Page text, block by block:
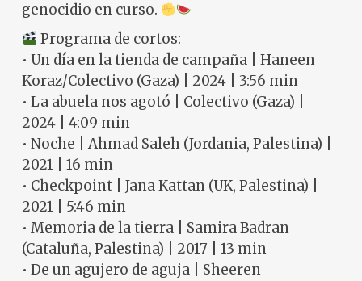
genocidio en curso.
Programa de cortos:
• Un día en la tienda de campaña | Haneen
Koraz/Colectivo (Gaza) | 2024 | 3:56 min
• La abuela nos agotó | Colectivo (Gaza) |
2024 | 4:09 min
• Noche | Ahmad Saleh (Jordania, Palestina) |
2021 | 16 min
• Checkpoint | Jana Kattan (UK, Palestina) |
2021 | 5:46 min
• Memoria de la tierra | Samira Badran
(Cataluña, Palestina) | 2017 | 13 min
• De un agujero de aguja | Sheeren